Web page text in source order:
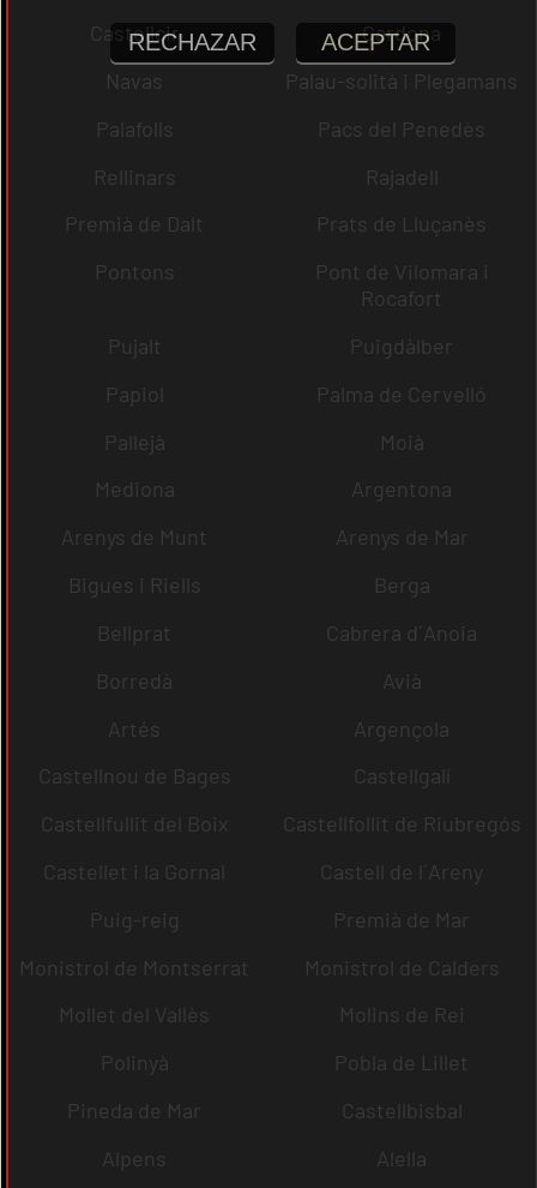
Castellcir
Cardona
Navas
Palau-solità i Plegamans
Palafolls
Pacs del Penedès
Rellinars
Rajadell
Premià de Dalt
Prats de Lluçanès
Pontons
Pont de Vilomara i
Rocafort
Pujalt
Puigdàlber
Papiol
Palma de Cervelló
Pallejà
Moià
Mediona
Argentona
Arenys de Munt
Arenys de Mar
Bigues i Riells
Berga
Bellprat
Cabrera d´Anoia
Borredà
Avià
Artés
Argençola
Castellnou de Bages
Castellgalí
Castellfullit del Boix
Castellfollit de Riubregós
Castellet i la Gornal
Castell de l´Areny
Puig-reig
Premià de Mar
Monistrol de Montserrat
Monistrol de Calders
Mollet del Vallès
Molins de Rei
Polinyà
Pobla de Lillet
Pineda de Mar
Castellbisbal
Alpens
Alella
RECHAZAR ACEPTAR